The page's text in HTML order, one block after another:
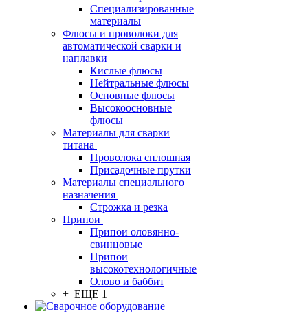
Специализированные
материалы
Флюсы и проволоки для
автоматической сварки и
наплавки
Кислые флюсы
Нейтральные флюсы
Основные флюсы
Высокоосновные
флюсы
Материалы для сварки
титана
Проволока сплошная
Присадочные прутки
Материалы специального
назначения
Строжка и резка
Припои
Припои оловянно-
свинцовые
Припои
высокотехнологичные
Олово и баббит
+ ЕЩЕ 1